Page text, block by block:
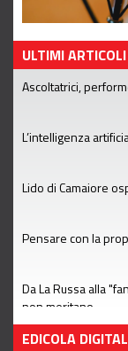
ULTIMI ARTICOLI
Ascoltatrici,
L’intelligenza
Lido di Camaiore
Pensare con la
Da La Russa alla
non meritano
EDICOLA